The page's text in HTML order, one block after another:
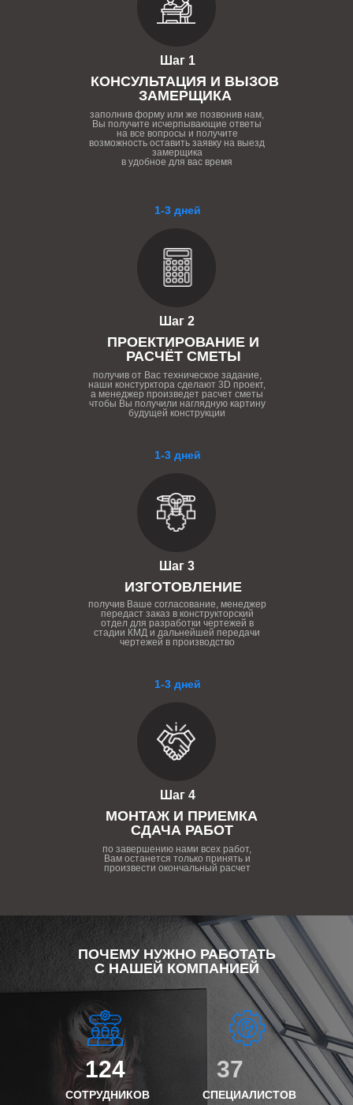
1-3 дней
Шаг 4
МОНТАЖ И ПРИЕМКА
СДАЧА РАБОТ
по завершению нами всех работ,
Вам останется только принять и
произвести окончальный расчет
1-3 дней
Шаг 3
ИЗГОТОВЛЕНИЕ
получив Ваше согласование, менеджер
передаст заказ в конструкторский
отдел для разработки чертежей в
стадии КМД и дальнейшей передачи
чертежей в производство
1-3 дней
Шаг 2
ПРОЕКТИРОВАНИЕ И
РАСЧЁТ СМЕТЫ
получив от Вас техническое задание,
наши констурктора сделают 3D проект,
а менеджер произведет расчет сметы
чтобы Вы получили наглядную картину
будущей конструкции
Шаг 1
КОНСУЛЬТАЦИЯ И ВЫЗОВ
ЗАМЕРЩИКА
заполнив форму или же позвонив нам,
Вы получите исчерпывающие ответы
на все вопросы и получите
возможность оставить заявку на выезд
замерщика
в удобное для вас время
ПОЧЕМУ НУЖНО РАБОТАТЬ
С НАШЕЙ КОМПАНИЕЙ
124
СОТРУДНИКОВ
37
СПЕЦИАЛИСТОВ